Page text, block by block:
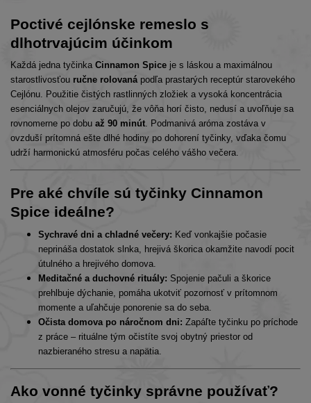
Poctivé cejlónske remeslo s
dlhotrvajúcim účinkom
Každá jedna tyčinka Cinnamon Spice je s láskou a maximálnou
starostlivosťou ručne rolovanápodľa prastarých receptúr starovekého
Cejlónu. Použitie čistých rastlinných zložiek a vysoká koncentrácia
esenciálnych olejov zaručujú, že vôňa horí čisto, nedusí a uvoľňuje sa
rovnomerne po dobu až 90 minút. Podmanivá aróma zostáva v
ovzduší prítomná ešte dlhé hodiny po dohorení tyčinky, vďaka čomu
udrží harmonickú atmosféru počas celého vášho večera.
Pre aké chvíle sú tyčinky Cinnamon
Spice ideálne?
Sychravé dni a chladné večery: Keď vonkajšie počasie
neprináša dostatok slnka, hrejivá škorica okamžite navodí pocit
útulného a hrejivého domova.
Meditačné a duchovné rituály: Spojenie pačuli a škorice
prehlbuje dýchanie, pomáha ukotviť pozornosť v prítomnom
momente a uľahčuje ponorenie sa do seba.
Očista domova po náročnom dni: Zapáľte tyčinku po príchode
z práce – rituálne tým očistíte svoj obytný priestor od
nazbieraného stresu a napätia.
Ako vonné tyčinky správne používať?